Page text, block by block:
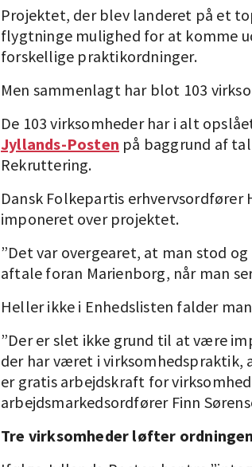
Projektet, der blev landeret på et
flygtninge mulighed for at komme
forskellige praktikordninger.
Men sammenlagt har blot 103
De 103 virksomheder har i alt
Jyllands-Posten på baggrund af
Rekruttering.
Dansk Folkepartis erhvervsordfører
imponeret over projektet.
”Det var overgearet, at man stod
aftale foran Marienborg, når man
Heller ikke i Enhedslisten falder
”Der er slet ikke grund til at være
der har været i virksomhedspraktik,
er gratis arbejdskraft for
arbejdsmarkedsordfører Finn
Tre virksomheder løfter ordningen